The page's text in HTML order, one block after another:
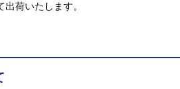
荷いたします。